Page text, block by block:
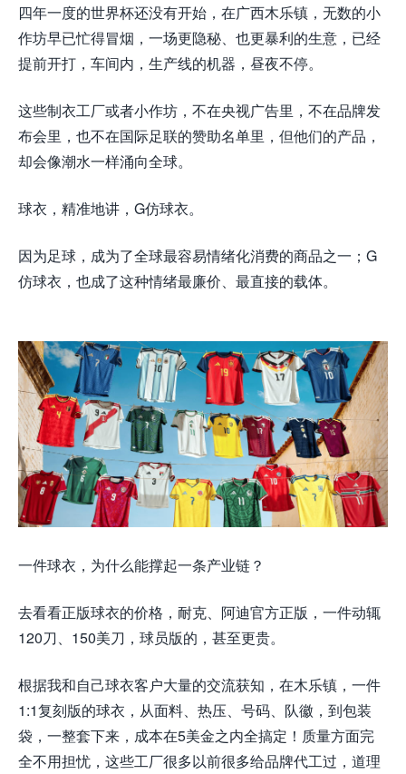
四年一度的世界杯还没有开始，在广西木乐镇，无数的小
作坊早已忙得冒烟，一场更隐秘、也更暴利的生意，已经
提前开打，车间内，生产线的机器，昼夜不停。
这些制衣工厂或者小作坊，不在央视广告里，不在品牌发
布会里，也不在国际足联的赞助名单里，但他们的产品，
却会像潮水一样涌向全球。
球衣，精准地讲，G仿球衣。
因为足球，成为了全球最容易情绪化消费的商品之一；G
仿球衣，也成了这种情绪最廉价、最直接的载体。
一件球衣，为什么能撑起一条产业链？
去看看正版球衣的价格，耐克、阿迪官方正版，一件动辄
120刀、150美刀 ，球员版的，甚至更贵。
根据我和自己球衣客户大量的交流获知，在木乐镇，一件
1:1复刻版的球衣，从面料、热压、号码、队徽，到包装
袋，一整套下来，成本在5美金之内全搞定！质量方面完
全不用担忧，这些工厂很多以前很多给品牌代工过，道理